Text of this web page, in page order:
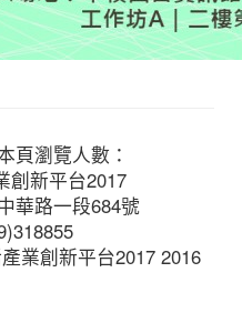
頁瀏覽人數：
創新平台2017
華路一段684號
業創新平台2017 2016